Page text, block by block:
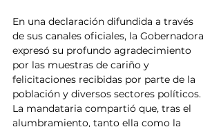
En una declaración difundida a través
de sus canales oficiales, la Gobernadora
expresó su profundo agradecimiento
por las muestras de cariño y
felicitaciones recibidas por parte de la
población y diversos sectores políticos.
La mandataria compartió que, tras el
alumbramiento, tanto ella como la